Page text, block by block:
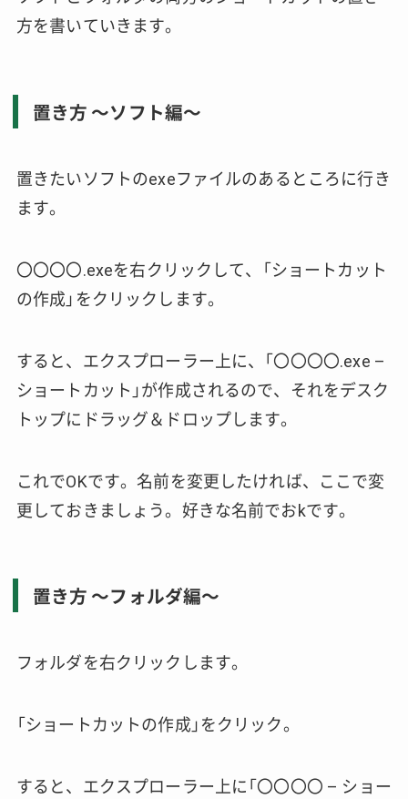
方を書いていきます。
置き方 〜ソフト編〜
置きたいソフトのexeファイルのあるところに行き
ます。
〇〇〇〇.exeを右クリックして、「ショートカット
の作成」をクリックします。
すると、エクスプローラー上に、「〇〇〇〇.exe –
ショートカット」が作成されるので、それをデスク
トップにドラッグ＆ドロップします。
これでOKです。名前を変更したければ、ここで変
更しておきましょう。好きな名前でおkです。
置き方 〜フォルダ編〜
フォルダを右クリックします。
「ショートカットの作成」をクリック。
すると、エクスプローラー上に「〇〇〇〇 – ショー